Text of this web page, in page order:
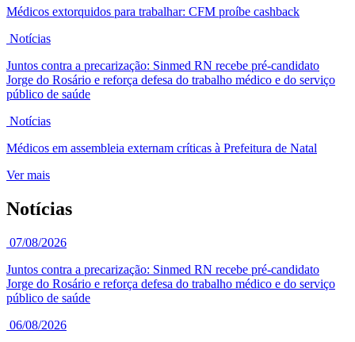
Médicos extorquidos para trabalhar: CFM proíbe cashback
Notícias
Juntos contra a precarização: Sinmed RN recebe pré-candidato
Jorge do Rosário e reforça defesa do trabalho médico e do serviço
público de saúde
Notícias
Médicos em assembleia externam críticas à Prefeitura de Natal
Ver mais
Notícias
07/08/2026
Juntos contra a precarização: Sinmed RN recebe pré-candidato
Jorge do Rosário e reforça defesa do trabalho médico e do serviço
público de saúde
06/08/2026